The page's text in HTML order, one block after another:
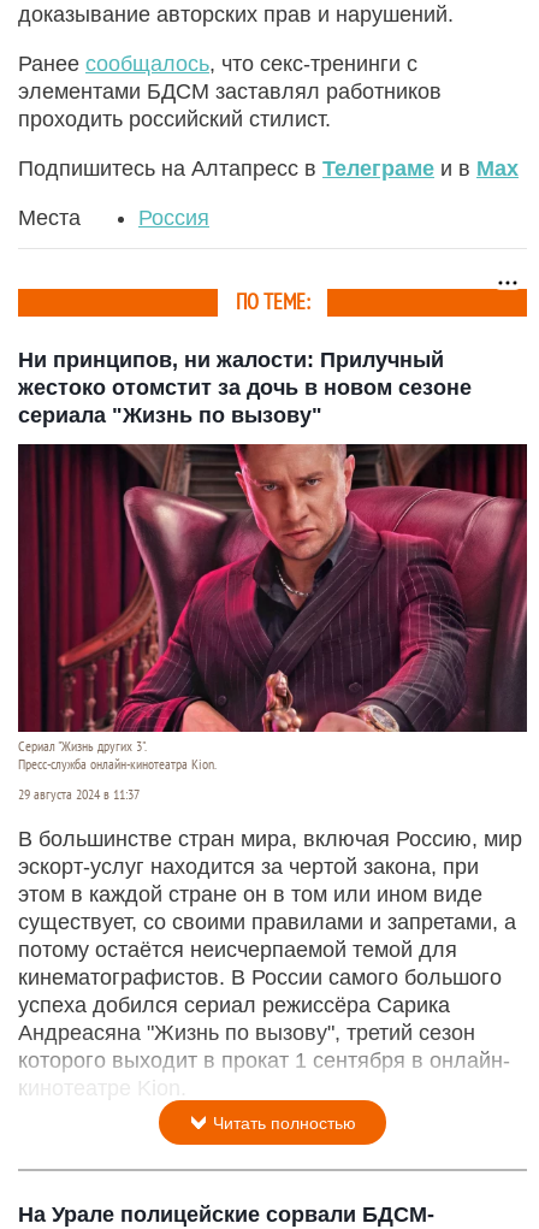
доказывание авторских прав и нарушений.
Ранее сообщалось, что секс-тренинги с
элементами БДСМ заставлял работников
проходить российский стилист.
Подпишитесь на Алтапресс в Телеграме и в Max
Места Россия
ПО ТЕМЕ:
Ни принципов, ни жалости: Прилучный
жестоко отомстит за дочь в новом сезоне
сериала "Жизнь по вызову"
Сериал "Жизнь других 3".
Пресс-служба онлайн-кинотеатра Kion.
29 августа 2024 в 11:37
В большинстве стран мира, включая Россию, мир
эскорт-услуг находится за чертой закона, при
этом в каждой стране он в том или ином виде
существует, со своими правилами и запретами, а
потому остаётся неисчерпаемой темой для
кинематографистов. В России самого большого
успеха добился сериал режиссёра Сарика
Андреасяна "Жизнь по вызову", третий сезон
которого выходит в прокат 1 сентября в онлайн-
кинотеатре Kion.
Читать полностью
На Урале полицейские сорвали БДСМ-